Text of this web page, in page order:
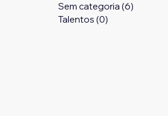
Sem categoria (6)
Talentos (0)